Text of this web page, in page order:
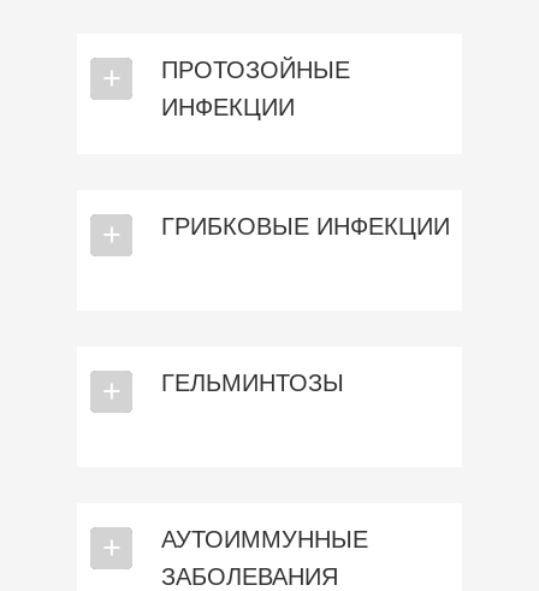
ПРОТОЗОЙНЫЕ
ИНФЕКЦИИ
⎯
+
ГРИБКОВЫЕ ИНФЕКЦИИ
⎯
+
ГЕЛЬМИНТОЗЫ
⎯
+
АУТОИММУННЫЕ
ЗАБОЛЕВАНИЯ
⎯
+